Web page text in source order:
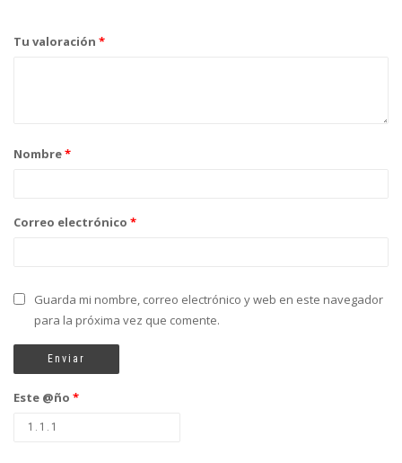
Tu valoración *
Nombre*
Correo electrónico *
Guarda mi nombre, correo electrónico y web en este navegador
para la próxima vez que comente.
Este @ño *